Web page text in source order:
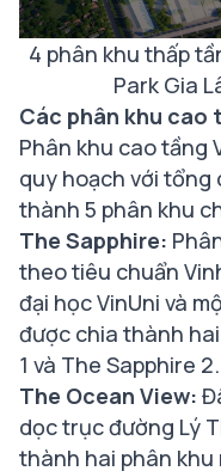
4 phân khu thấp
Park Gia
Các phân khu cao
Phân khu cao tầng
quy hoạch với tổng
thành 5 phân khu
The Sapphire:
theo tiêu chuẩn
đại học VinUni và
được chia thành
1 và The Sapphire 2.
The Ocean View:
dọc trục đường Lý
thành hai phân khu